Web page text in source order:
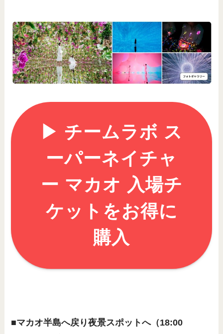
▶︎ チームラボ ス
ーパーネイチャ
ー マカオ 入場チ
ケットをお得に
購入
■マカオ半島へ戻り夜景スポットへ（18:00